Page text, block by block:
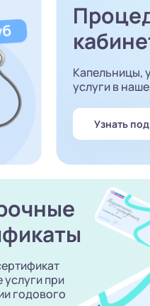
Капельницы,
услуги в
Узнать
услуги при
годового